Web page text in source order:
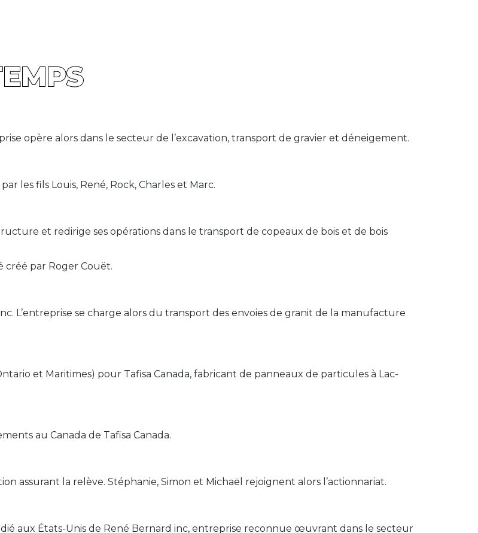
opère alors dans le secteur de l’excavation, transport de gravier et déneigement.
les fils Louis, René, Rock, Charles et Marc.
et redirige ses opérations dans le transport de copeaux de bois et de bois
créé par Roger Couët.
L’entreprise se charge alors du transport des envoies de granit de la manufacture
et Maritimes) pour Tafisa Canada, fabricant de panneaux de particules à Lac-
au Canada de Tafisa Canada.
assurant la relève. Stéphanie, Simon et Michaël rejoignent alors l’actionnariat.
aux États-Unis de René Bernard inc, entreprise reconnue œuvrant dans le secteur